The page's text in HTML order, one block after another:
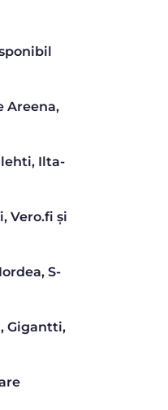
Areena,
Ilta-
Vero.fi și
S-
Gigantti,